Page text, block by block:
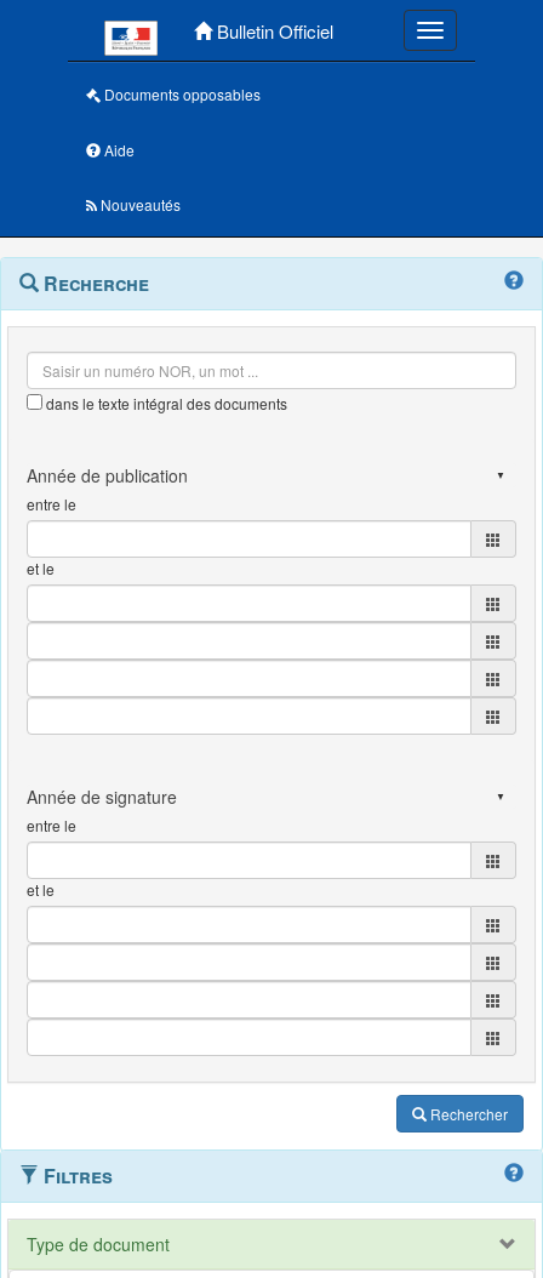
Bulletin Officiel Toggle
Documents opposables
Aide
Nouveautés
Navigation
outils
Menu
contextuel
Recherche
dans le texte intégral des documents
entre le
et le
entre le
et le
Rechercher
Filtres
Type de document